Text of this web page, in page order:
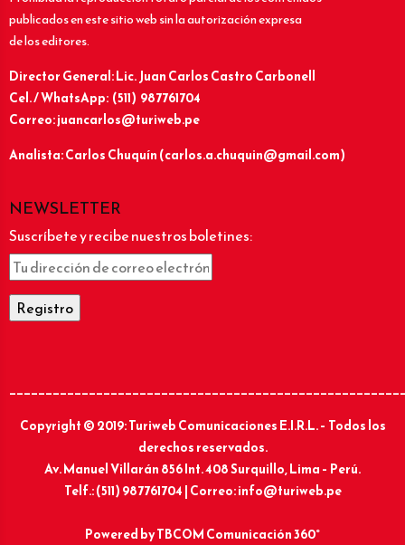
publicados en este sitio web sin la autorización expresa
de los editores.
Director General: Lic.Juan Carlos Castro Carbonell
Cel. / WhatsApp: (511) 987761704
Correo: juancarlos@turiweb.pe
Analista: Carlos Chuquín (carlos.a.chuquin@gmail.com)
NEWSLETTER
Suscríbete y recibe nuestros boletines:
Copyright © 2019: Turiweb Comunicaciones E.I.R.L. – Todos los
derechos reservados.
Av. Manuel Villarán 856 Int. 408 Surquillo, Lima – Perú.
Telf.: (511) 987761704 | Correo: info@turiweb.pe
Powered byTBCOM Comunicación 360°